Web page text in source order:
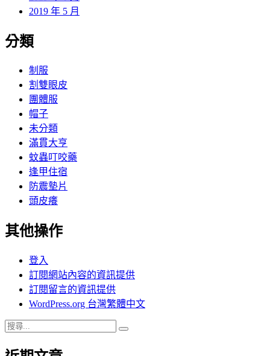
2019 年 5 月
分類
制服
割雙眼皮
團體服
帽子
未分類
滿貫大亨
蚊蟲叮咬藥
逢甲住宿
防震墊片
頭皮癢
其他操作
登入
訂閱網站內容的資訊提供
訂閱留言的資訊提供
WordPress.org 台灣繁體中文
搜